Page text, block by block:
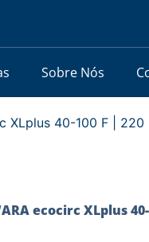
Sobre Nós
XLplus 40-100 F | 220
ecocirc XLplus